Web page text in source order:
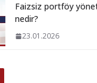
Faizsiz portföy
nedir?
23.01.2026